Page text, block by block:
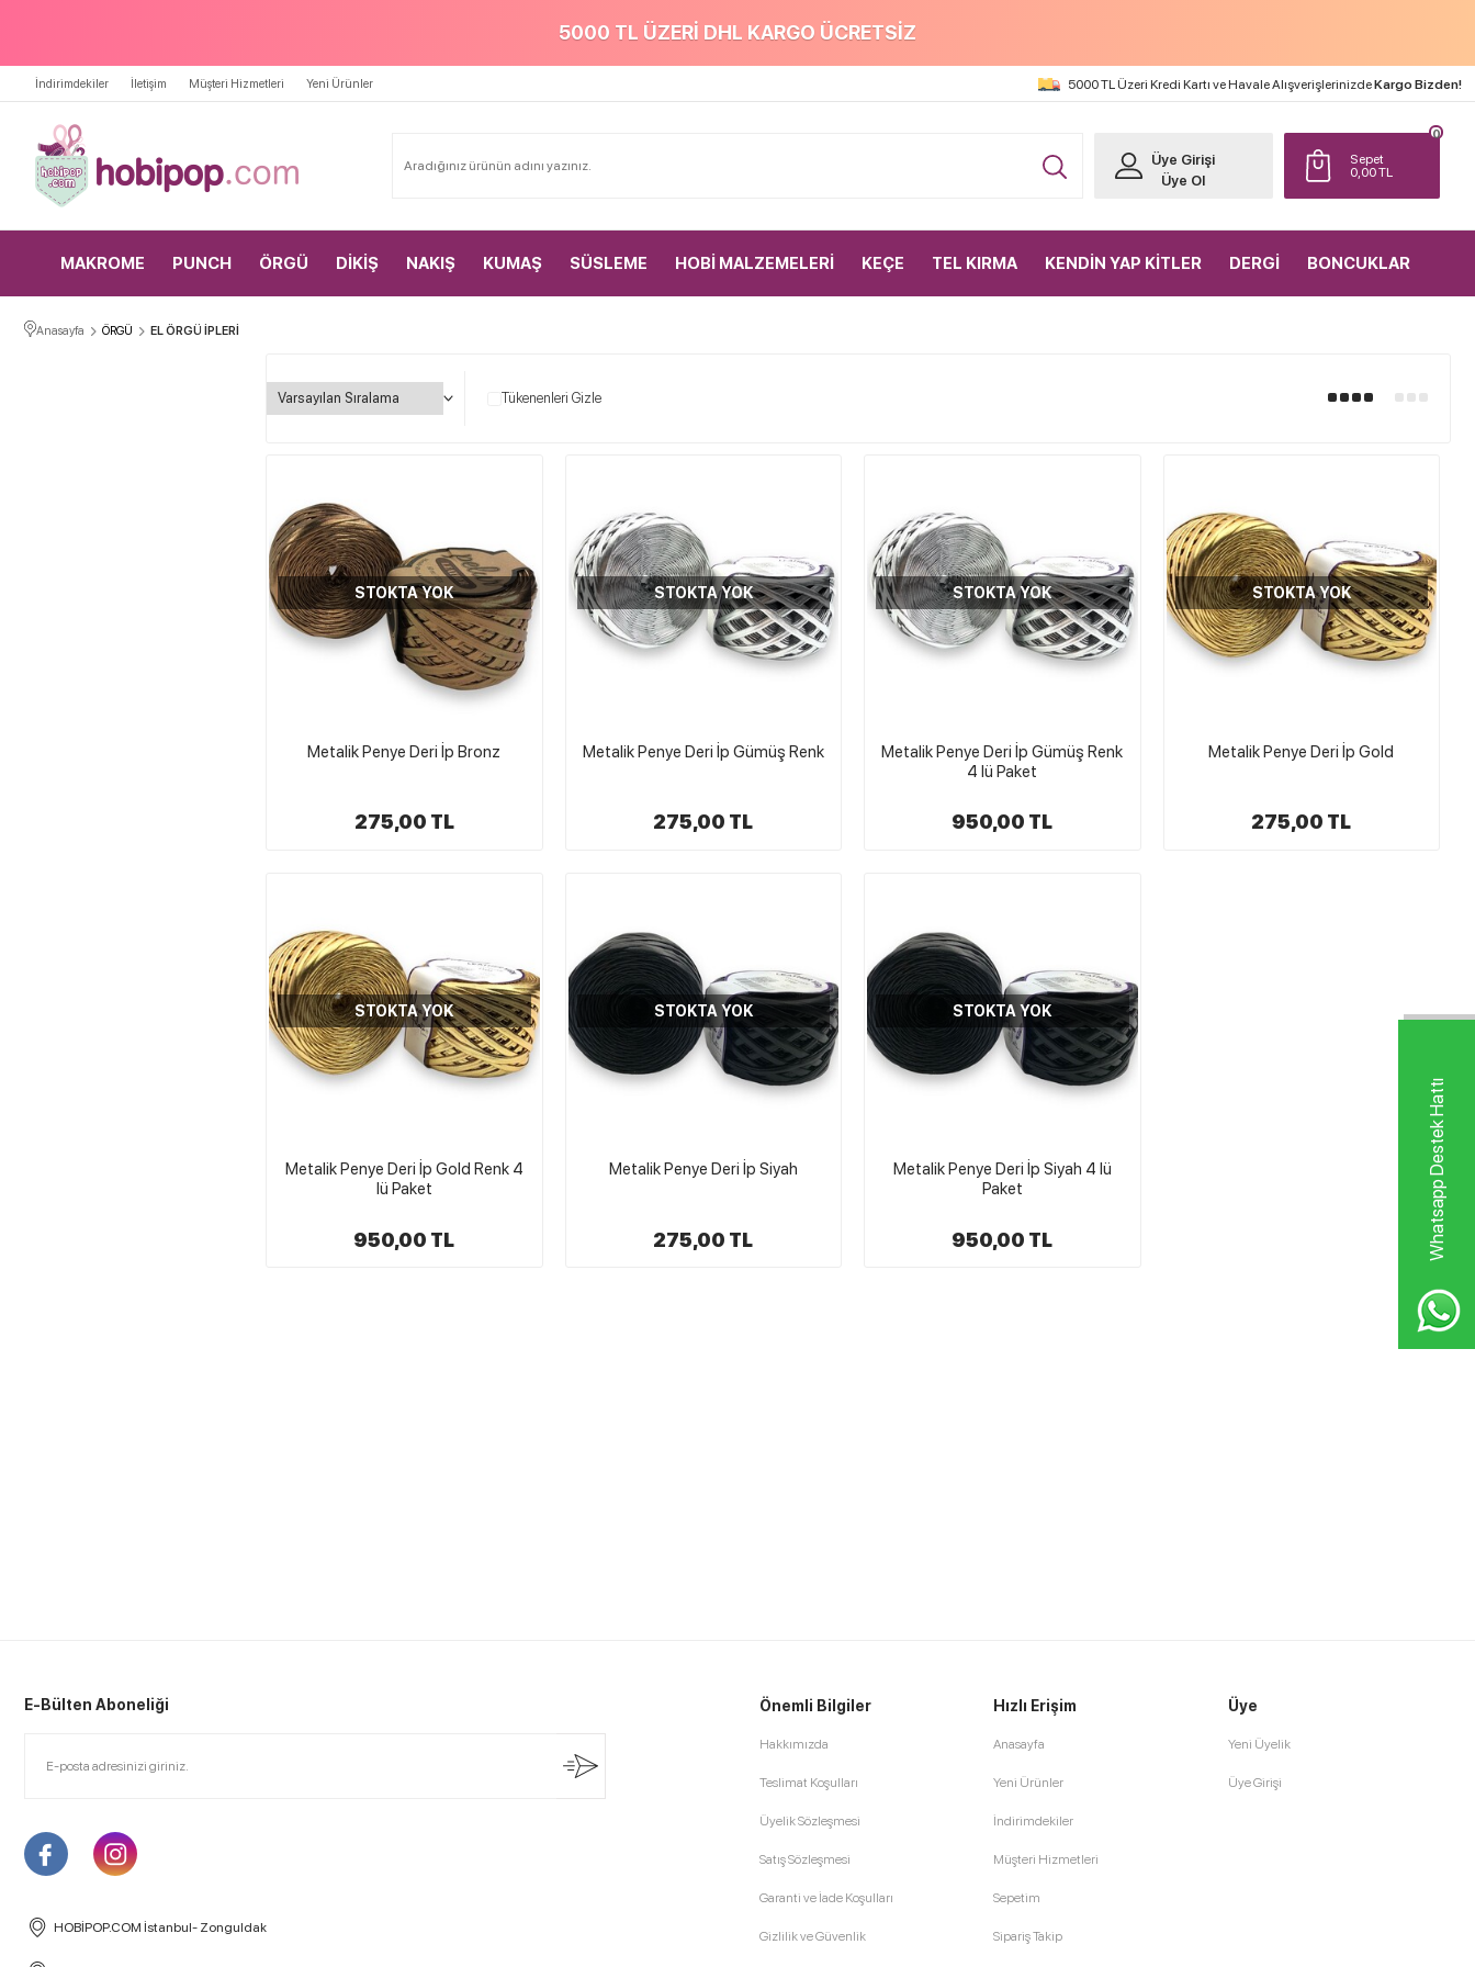
Whatsapp Destek Hattı
5000 TL ÜZERİ DHL KARGO ÜCRETSİZ
İndirimdekiler İletişim Müşteri Hizmetleri Yeni Ürünler 5000 TL Üzeri Kredi Kartı ve Havale AlışverişlerinizdeKargo Bizden!
Sepet
0,00TL
0
Üye Girişi
Üye Ol
MAKROME PUNCH ÖRGÜ DİKİŞ NAKIŞ KUMAŞ SÜSLEME HOBİ MALZEMELERİ KEÇE TEL KIRMA KENDİN YAP KİTLER DERGİ BONCUKLAR
Anasayfa ÖRGÜ EL ÖRGÜ İPLERİ
Tükenenleri Gizle
STOKTA YOK
Metalik Penye Deri İp Bronz
275,00 TL
STOKTA YOK
Metalik Penye Deri İp Gümüş Renk
275,00 TL
STOKTA YOK
Metalik Penye Deri İp Gümüş Renk
4 lü Paket
950,00 TL
STOKTA YOK
Metalik Penye Deri İp Gold
275,00 TL
STOKTA YOK
Metalik Penye Deri İp Gold Renk 4
lü Paket
950,00 TL
STOKTA YOK
Metalik Penye Deri İp Siyah
275,00 TL
STOKTA YOK
Metalik Penye Deri İp Siyah 4 lü
Paket
950,00 TL
E-Bülten Aboneliği
HOBİPOP.COM İstanbul- Zonguldak
Önemli Bilgiler
Hakkımızda
Teslimat Koşulları
Üyelik Sözleşmesi
Satış Sözleşmesi
Garanti ve İade Koşulları
Gizlilik ve Güvenlik
Hızlı Erişim
Anasayfa
Yeni Ürünler
İndirimdekiler
Müşteri Hizmetleri
Sepetim
Sipariş Takip
Üye
Yeni Üyelik
Üye Girişi